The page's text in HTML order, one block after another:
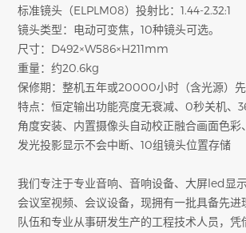
标准镜头（ELPLM08）投射比：1.44-2.32:1
镜头类型：电动可变焦，10种镜头可选。
尺寸：D492×W586×H211mm
重量：约20.6kg
保修期：整机五年或20000小时（含光源）先
特点：恒定输出功能亮度无衰减、0秒关机、
角度安装、内置摄像头自动校正融合画面色彩
发光投影显示不会中断、10组镜头位置存储
我们专注于专业音响、音响设备、大屏led显
会议室视频、会议设备，现拥有一批具备先进
队伍和专业从事研发生产的工程技术人员，凭